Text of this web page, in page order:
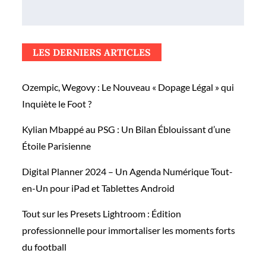
LES DERNIERS ARTICLES
Ozempic, Wegovy : Le Nouveau « Dopage Légal » qui
Inquiète le Foot ?
Kylian Mbappé au PSG : Un Bilan Éblouissant d’une
Étoile Parisienne
Digital Planner 2024 – Un Agenda Numérique Tout-
en-Un pour iPad et Tablettes Android
Tout sur les Presets Lightroom : Édition
professionnelle pour immortaliser les moments forts
du football